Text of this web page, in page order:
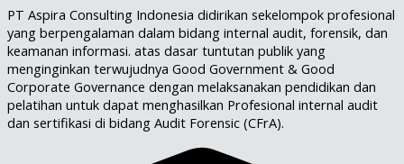
PT Aspira Consulting Indonesia didirikan sekelompok profesional
yang berpengalaman dalam bidang internal audit, forensik, dan
keamanan informasi. atas dasar tuntutan publik yang
menginginkan terwujudnya Good Government & Good
Corporate Governance dengan melaksanakan pendidikan dan
pelatihan untuk dapat menghasilkan Profesional internal audit
dan sertifikasi di bidang Audit Forensic (CFrA).